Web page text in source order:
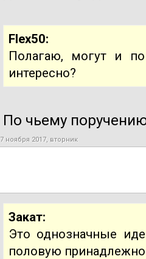
Flex50:
Полагаю, могут и
интересно?
По чьему
7 ноября 2017, вторник
Закат:
Это однозначные
половую